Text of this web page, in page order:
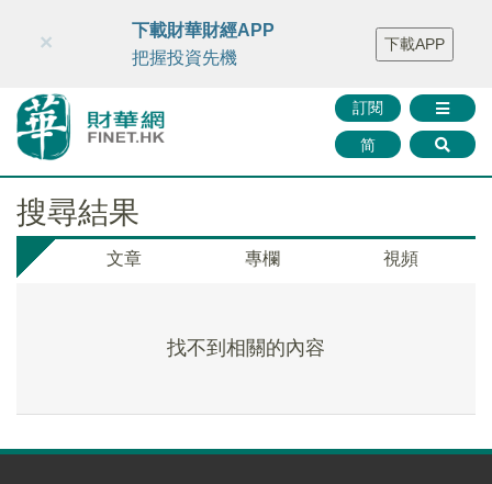
財華智庫網 FINTV FINMETA 財華證券 媒體矩陣
智庫沙龍
聯絡我們
訂閱
简
×
下載財華財經APP
把握投資先機
下載APP
搜尋結果
文章 專欄 視頻
找不到相關的內容